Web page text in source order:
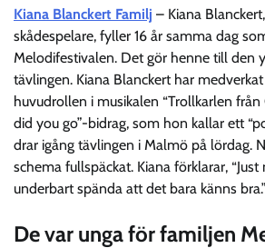
Kiana Blanckert Familj – Kiana
skådespelare, fyller 16 år samma dag
Melodifestivalen. Det gör henne till den
tävlingen. Kiana Blanckert har
huvudrollen i musikalen “Trollkarlen från
did you go”-bidrag, som hon kallar ett
drar igång tävlingen i Malmö på lördag.
schema fullspäckat. Kiana förklarar,
underbart spända att det bara känns bra.”
De var unga för familjen